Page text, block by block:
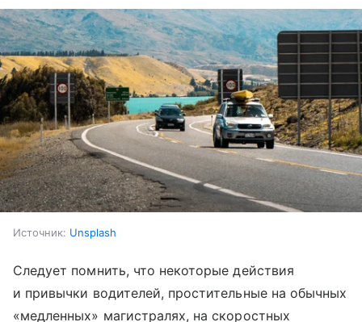
Источник: Unsplash
Следует помнить, что некоторые действия
и привычки водителей, простительные на обычных
«медленных» магистралях, на скоростных